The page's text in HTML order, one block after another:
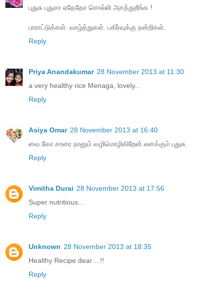
புதுசு புதுசா ஏதேதோ சொல்லி அசத்துறீங்க !
பாராட்டுக்கள். வாழ்த்துகள். பகிர்வுக்கு நன்றிகள்.
Reply
Priya Anandakumar 28 November 2013 at 11:30
a very healthy rice Menaga, lovely...
Reply
Asiya Omar 28 November 2013 at 16:40
வை.கோ சாரை நானும் வழிமொழிகிறேன்.எனக்கும் புதுசு.
Reply
Vimitha Durai 28 November 2013 at 17:56
Super nutritious...
Reply
Unknown 28 November 2013 at 18:35
Healthy Recipe dear ...!!
Reply